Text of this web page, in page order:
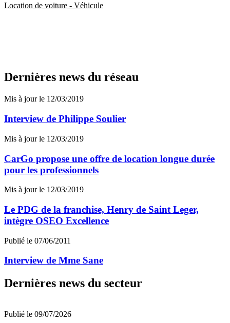
Location de voiture - Véhicule
Dernières news du réseau
Mis à jour le 12/03/2019
Interview de Philippe Soulier
Mis à jour le 12/03/2019
CarGo propose une offre de location longue durée
pour les professionnels
Mis à jour le 12/03/2019
Le PDG de la franchise, Henry de Saint Leger,
intègre OSEO Excellence
Publié le 07/06/2011
Interview de Mme Sane
Dernières news du secteur
Publié le 09/07/2026